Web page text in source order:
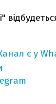
є у